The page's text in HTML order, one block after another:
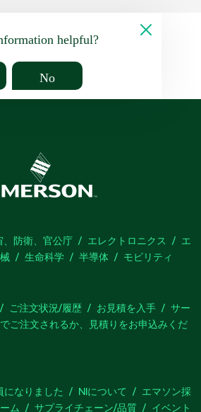
helpful?
No
、防衛、官公庁 エレクトロニクス
エ
生命科学 半導体 モビリティ
ご注文状況/履歴 お見積を入手
サー
ご注文されるか、見積りをお申込みくだ
になりました NIについて
エマソン採
ム サプライチェーン/品質 イベント